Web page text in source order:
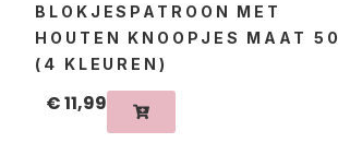
BLOKJESPATROON MET
HOUTEN KNOOPJES MAAT 50
(4 KLEUREN)
€11,99